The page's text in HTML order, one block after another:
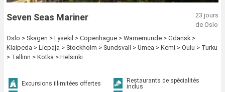
Seven Seas Mariner
23 jours
de Oslo
Oslo > Skagen > Lysekil > Copenhague > Warnemunde > Gdansk >
Klaipeda > Liepaja > Stockholm > Sundsvall > Umea > Kemi > Oulu > Turku
> Tallinn > Kotka > Helsinki
Excursions illimitées offertes
Restaurants de spécialités
inclus